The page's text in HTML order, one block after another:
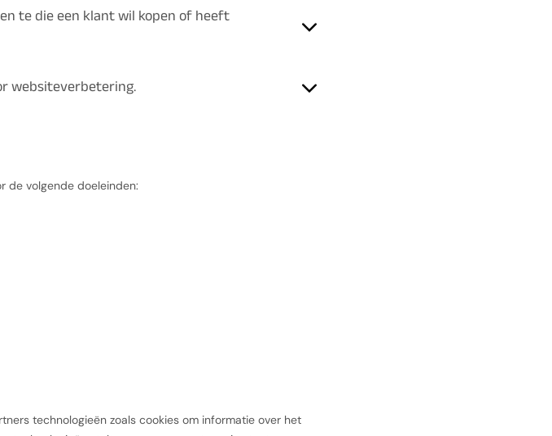
te die een klant wil kopen of heeft
websiteverbetering.
de volgende doeleinden:
technologieën zoals cookies om informatie over het